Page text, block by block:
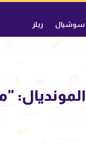
سوشيال ريلز